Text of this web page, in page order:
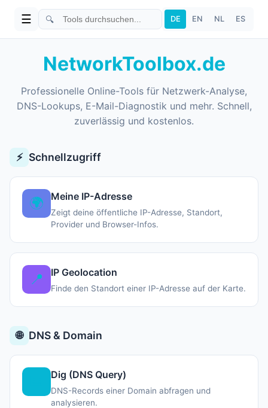
☰ 🔍 DE EN NL ES
NetworkToolbox.de
Professionelle Online-Tools für Netzwerk-Analyse,
DNS-Lookups, E-Mail-Diagnostik und mehr. Schnell,
zuverlässig und kostenlos.
⚡ Schnellzugriff
🌍 Meine IP-Adresse
Zeigt deine öffentliche IP-Adresse, Standort,
Provider und Browser-Infos.
📍 IP Geolocation
Finde den Standort einer IP-Adresse auf der Karte.
🌐 DNS & Domain
Dig (DNS Query)
DNS-Records einer Domain abfragen und
analysieren.